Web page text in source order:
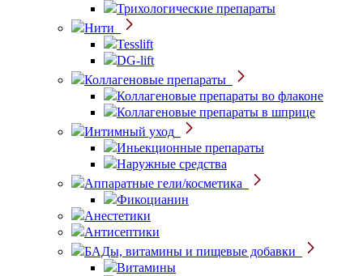
Трихологические препараты
Нити
Tesslift
DG-lift
Коллагеновые препараты
Коллагеновые препараты во флаконе
Коллагеновые препараты в шприце
Интимный уход
Иньекционные препараты
Наружные средства
Аппаратные гели/косметика
Фикоцианин
Анестетики
Антисептики
БАДы, витамины и пищевые добавки
Витамины